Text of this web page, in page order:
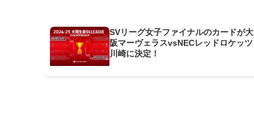
SVリーグ女子ファイナルのカードが大
阪マーヴェラスvsNECレッドロケッツ
川崎に決定！